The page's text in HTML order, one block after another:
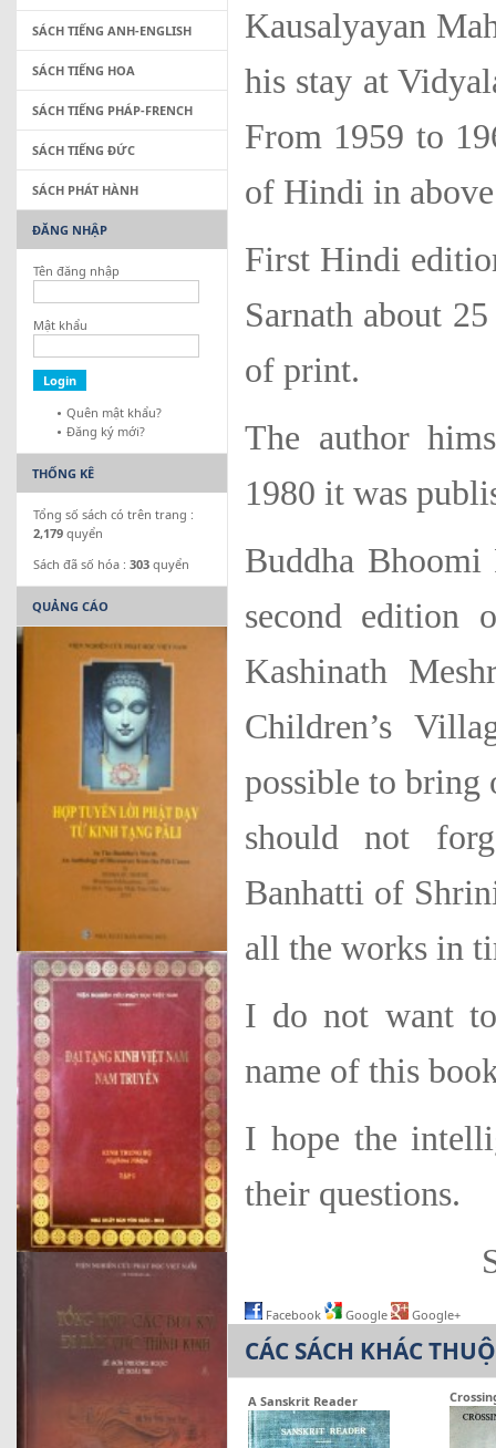
Kausalyayan
his stay at
From 1959 to
of Hindi in
First Hindi
Sarnath about
of print.
The author
1980 it was
Buddha Bhoomi
second edition
Kashinath
Children’s
possible to bring
should not
Banhatti of
all the works in
I do not want
name of this
I hope the
their questions.
Facebook Google Google+
CÁC SÁCH KHÁC
A Sanskrit Reader
SÁCH TIẾNG ANH-ENGLISH
SÁCH TIẾNG HOA
SÁCH TIẾNG PHÁP-FRENCH
SÁCH TIẾNG ĐỨC
SÁCH PHÁT HÀNH
ĐĂNG NHẬP
Tên đăng nhập
Mật khẩu
Quên mật khẩu?
Đăng ký mới?
THỐNG KÊ
Tổng số sách có trên trang :
2,179 quyển
Sách đã số hóa : 303 quyển
QUẢNG CÁO